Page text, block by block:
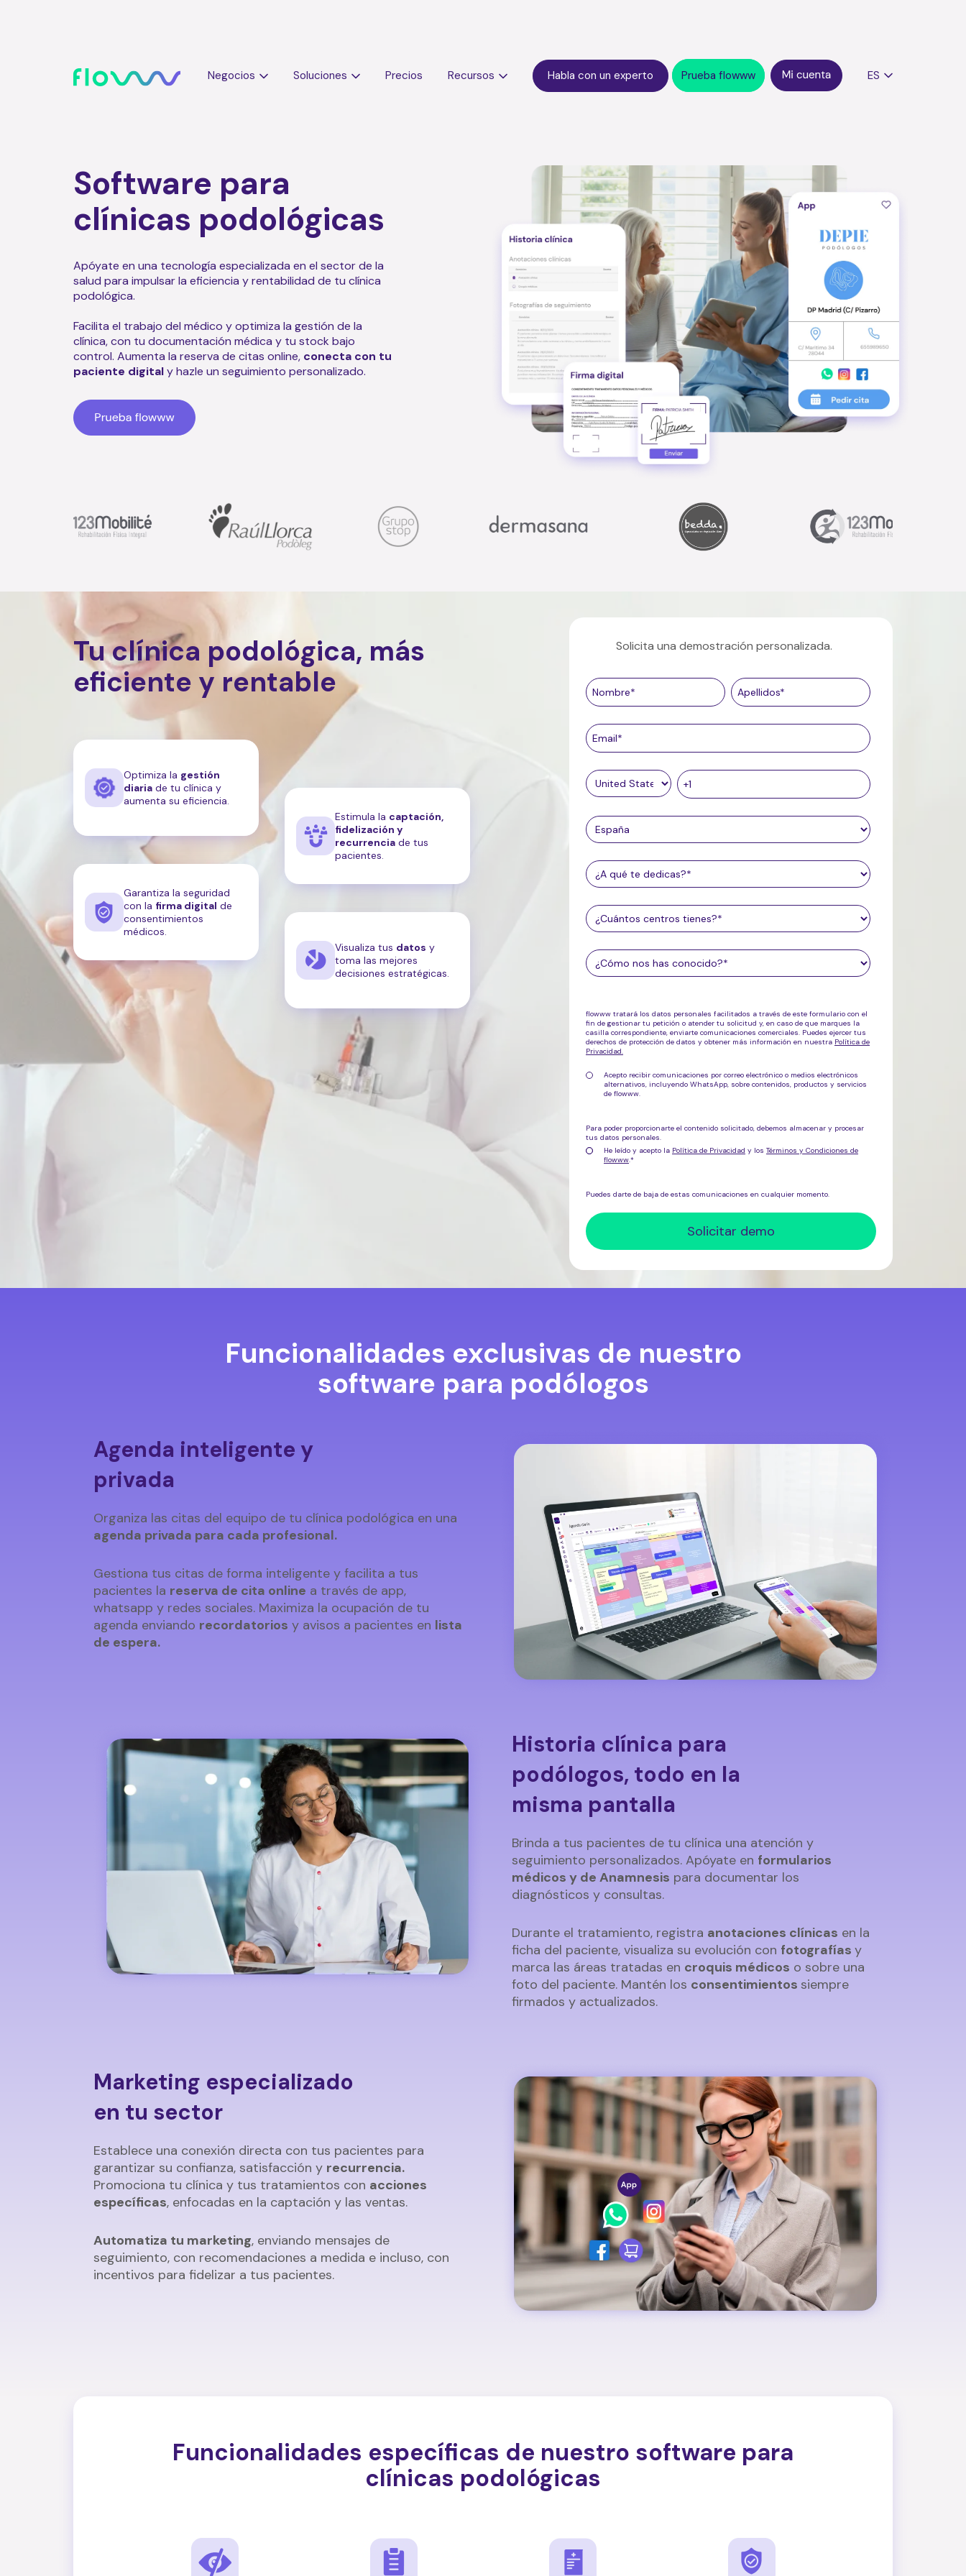
Negocios Soluciones Precios Recursos Habla con un experto Prueba flowww ES
Software para
clínicas podológicas
Apóyate en una tecnología especializada en el sector de la
salud para impulsar la eficiencia y rentabilidad de tu clínica
podológica.
Facilita el trabajo del médico y optimiza la gestión de la
clínica, con tu documentación médica y tu stock bajo
control. Aumenta la reserva de citas online, conecta con tu
paciente digitaly hazle un seguimiento personalizado.
Tu clínica podológica, más
eficiente y rentable
Optimiza la gestión
diaria de tu clínica y
aumenta su eficiencia.
Estimula la captación,
fidelización y
recurrencia de tus
pacientes.
Garantiza la seguridad
con la firma digital de
consentimientos
médicos.
Visualiza tus datos y
toma las mejores
decisiones estratégicas.
Solicita una demostración personalizada.
flowww tratará los datos personales facilitados a través de este formulario con el
fin de gestionar tu petición o atender tu solicitud y, en caso de que marques la
casilla correspondiente, enviarte comunicaciones comerciales. Puedes ejercer tus
derechos de protección de datos y obtener más información en nuestra Política de
Privacidad.
Acepto recibir comunicaciones por correo electrónico o medios electrónicos
alternativos, incluyendo WhatsApp, sobre contenidos, productos y servicios
de flowww.
Para poder proporcionarte el contenido solicitado, debemos almacenar y procesar
tus datos personales.
He leído y acepto la Política de Privacidad y los Términos y Condiciones de
flowww.*
Puedes darte de baja de estas comunicaciones en cualquier momento.
Funcionalidades exclusivas de nuestro
software para podólogos
Agenda inteligente y
privada
Organiza las citas del equipo de tu clínica podológica en una
agenda privada para cada profesional.
Gestiona tus citas de forma inteligente y facilita a tus
pacientes la reserva de cita online a través de app,
whatsapp y redes sociales. Maximiza la ocupación de tu
agenda enviando recordatorios y avisos a pacientes en lista
de espera.
Historia clínica para
podólogos, todo en la
misma pantalla
Brinda a tus pacientes de tu clínica una atención y
seguimiento personalizados. Apóyate en formularios
médicos y de Anamnesis para documentar los
diagnósticos y consultas.
Durante el tratamiento, registra anotaciones clínicas en la
ficha del paciente, visualiza su evolución con fotografías y
marca las áreas tratadas en croquis médicos o sobre una
foto del paciente. Mantén los consentimientos siempre
firmados y actualizados.
Marketing especializado
en tu sector
Establece una conexión directa con tus pacientes para
garantizar su confianza, satisfacción y recurrencia.
Promociona tu clínica y tus tratamientos con acciones
específicas, enfocadas en la captación y las ventas.
Automatiza tu marketing, enviando mensajes de
seguimiento, con recomendaciones a medida e incluso, con
incentivos para fidelizar a tus pacientes.
Funcionalidades específicas de nuestro software para
clínicas podológicas